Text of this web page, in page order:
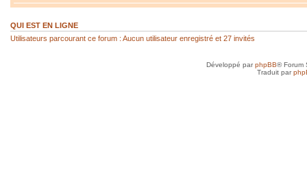
QUI EST EN LIGNE
Utilisateurs parcourant ce forum : Aucun utilisateur enregistré et 27 invités
Développé parphpBB® Forum
Traduit par